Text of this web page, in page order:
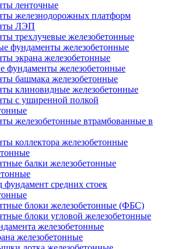
ленточные
железнодорожных платформ
ЛЭП
трехлучевые железобетонные
фундаменты железобетонные
экрана железобетонные
фундаменты железобетонные
башмака железобетонные
клиновидные железобетонные
с уширенной полкой
железобетонные втрамбованные в
коллектора железобетонные
балки железобетонные
фундамент средних стоек
блоки железобетонные (ФБС)
блоки угловой железобетонные
железобетонные
железобетонные